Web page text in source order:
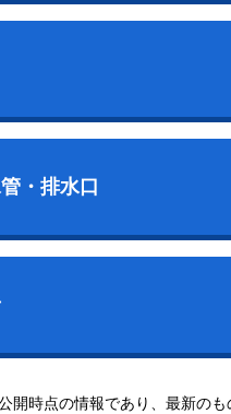
・排水口
開時点の情報であり、最新のも